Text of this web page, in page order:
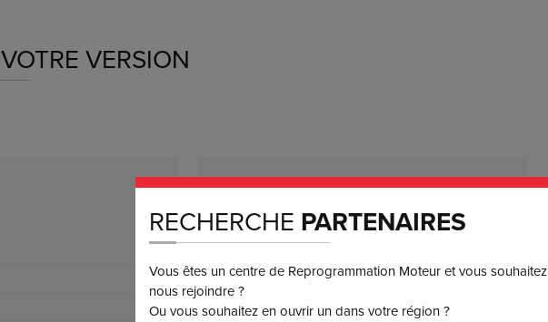
VOTRE VERSION
VERSIONS
RECHERCHE PARTENAIRES
Vous êtes un centre de Reprogrammation Moteur et vous souhaitez
nous rejoindre ?
Ou vous souhaitez en ouvrir un dans votre région ?